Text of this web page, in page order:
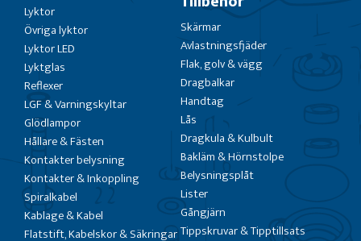
Lyktor
Övriga lyktor
Lyktor LED
Lyktglas
Reflexer
LGF & Varningskyltar
Glödlampor
Hållare & Fästen
Kontakter belysning
Kontakter & Inkoppling
Spiralkabel
Kablage & Kabel
Flatstift, Kabelskor & Säkringar
Skärmar
Avlastningsfjäder
Flak, golv & vägg
Dragbalkar
Handtag
Lås
Dragkula & Kulbult
Bakläm & Hörnstolpe
Belysningsplåt
Lister
Gångjärn
Tippskruvar & Tipptillsats